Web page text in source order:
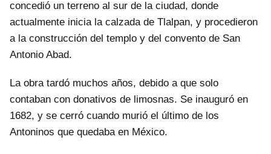
concedió un terreno al sur de la ciudad, donde
actualmente inicia la calzada de Tlalpan, y procedieron
a la construcción del templo y del convento de San
Antonio Abad.
La obra tardó muchos años, debido a que solo
contaban con donativos de limosnas. Se inauguró en
1682, y se cerró cuando murió el último de los
Antoninos que quedaba en México.